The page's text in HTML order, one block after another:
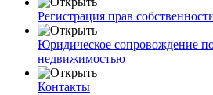
Регистрация прав
Юридическое сопровождение
недвижимостью
Контакты